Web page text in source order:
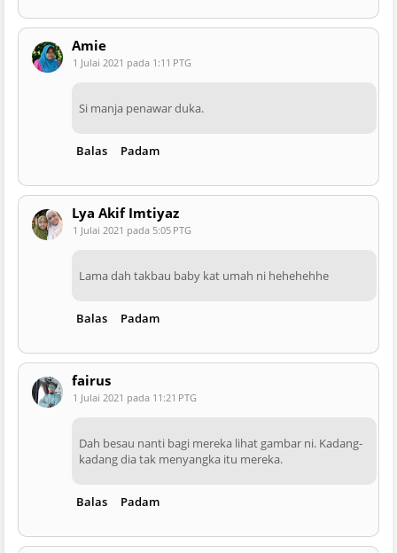
Amie
1 Julai 2021 pada 1:11 PTG
Si manja penawar duka.
Balas Padam
Lya Akif Imtiyaz
1 Julai 2021 pada 5:05 PTG
Lama dah takbau baby kat umah ni hehehehhe
Balas Padam
fairus
1 Julai 2021 pada 11:21 PTG
Dah besau nanti bagi mereka lihat gambar ni. Kadang-
kadang dia tak menyangka itu mereka.
Balas Padam